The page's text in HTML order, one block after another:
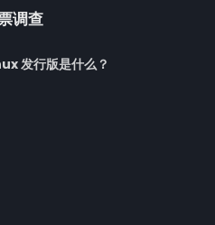
调查
发行版是什么？